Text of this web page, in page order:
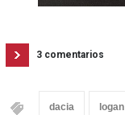
3 comentarios
dacia logan